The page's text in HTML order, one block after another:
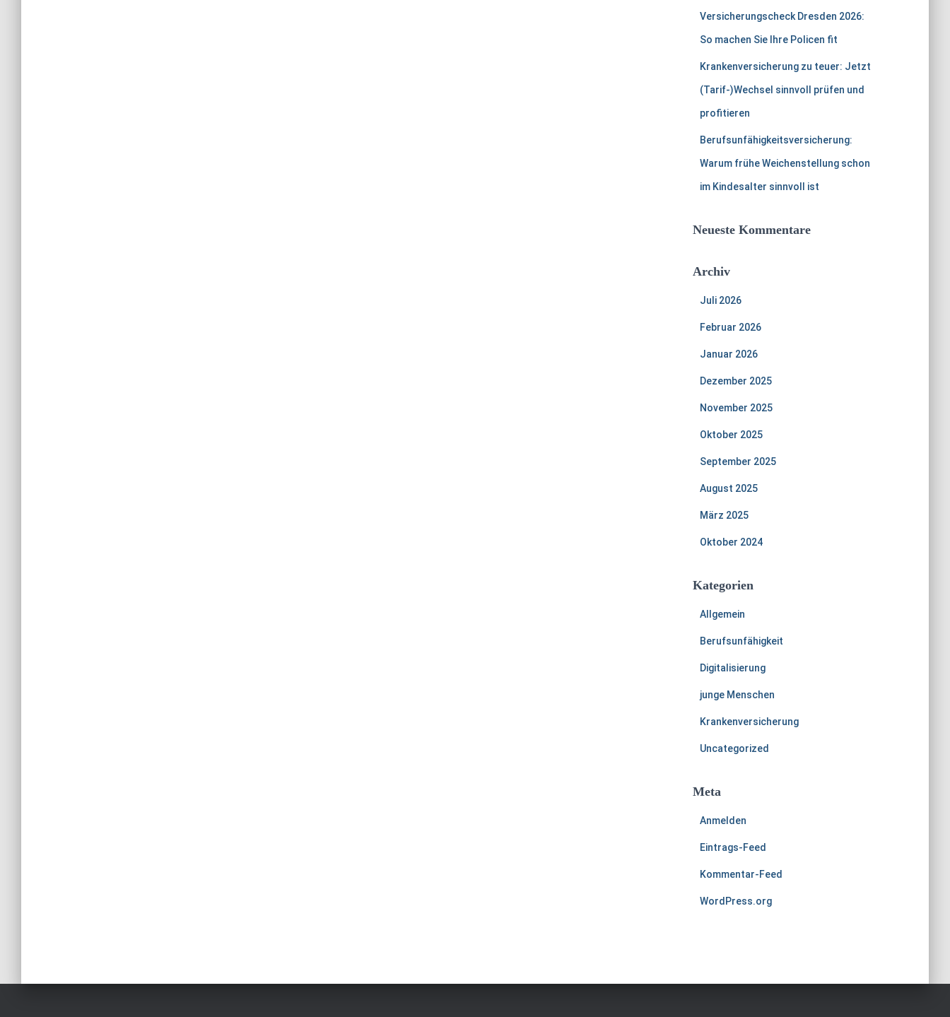
Versicherungscheck Dresden 2026:
So machen Sie Ihre Policen fit
Krankenversicherung zu teuer: Jetzt
(Tarif-)Wechsel sinnvoll prüfen und
profitieren
Berufsunfähigkeitsversicherung:
Warum frühe Weichenstellung schon
im Kindesalter sinnvoll ist
Neueste Kommentare
Archiv
Juli 2026
Februar 2026
Januar 2026
Dezember 2025
November 2025
Oktober 2025
September 2025
August 2025
März 2025
Oktober 2024
Kategorien
Allgemein
Berufsunfähigkeit
Digitalisierung
junge Menschen
Krankenversicherung
Uncategorized
Meta
Anmelden
Eintrags-Feed
Kommentar-Feed
WordPress.org